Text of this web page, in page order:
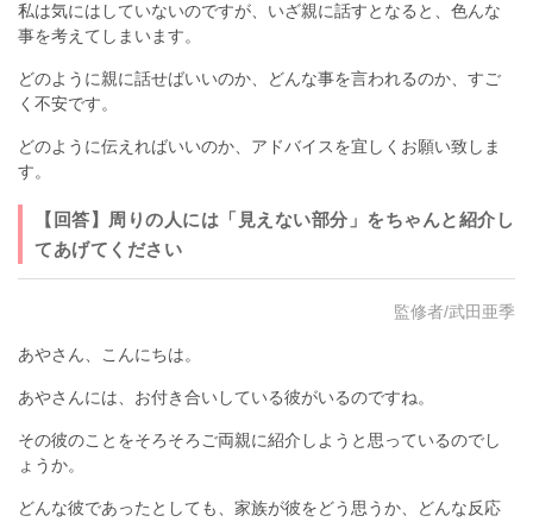
私は気にはしていないのですが、いざ親に話すとなると、色んな
事を考えてしまいます。
どのように親に話せばいいのか、どんな事を言われるのか、すご
く不安です。
どのように伝えればいいのか、アドバイスを宜しくお願い致しま
す。
【回答】周りの人には「見えない部分」をちゃんと紹介し
てあげてください
監修者/武田亜季
あやさん、こんにちは。
あやさんには、お付き合いしている彼がいるのですね。
その彼のことをそろそろご両親に紹介しようと思っているのでし
ょうか。
どんな彼であったとしても、家族が彼をどう思うか、どんな反応